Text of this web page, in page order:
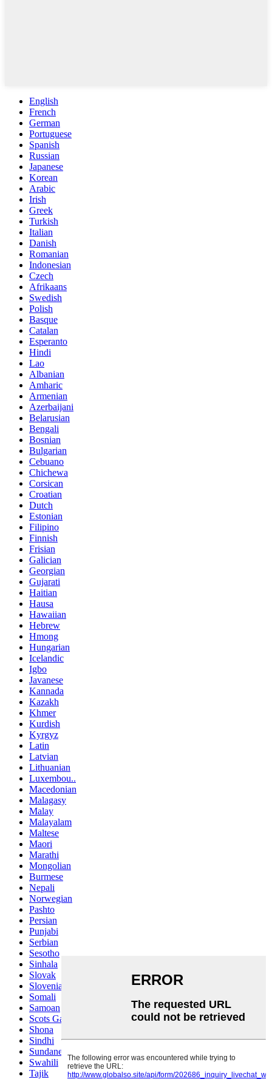
English
French
German
Portuguese
Spanish
Russian
Japanese
Korean
Arabic
Irish
Greek
Turkish
Italian
Danish
Romanian
Indonesian
Czech
Afrikaans
Swedish
Polish
Basque
Catalan
Esperanto
Hindi
Lao
Albanian
Amharic
Armenian
Azerbaijani
Belarusian
Bengali
Bosnian
Bulgarian
Cebuano
Chichewa
Corsican
Croatian
Dutch
Estonian
Filipino
Finnish
Frisian
Galician
Georgian
Gujarati
Haitian
Hausa
Hawaiian
Hebrew
Hmong
Hungarian
Icelandic
Igbo
Javanese
Kannada
Kazakh
Khmer
Kurdish
Kyrgyz
Latin
Latvian
Lithuanian
Luxembou..
Macedonian
Malagasy
Malay
Malayalam
Maltese
Maori
Marathi
Mongolian
Burmese
Nepali
Norwegian
Pashto
Persian
Punjabi
Serbian
Sesotho
Sinhala
Slovak
Slovenian
Somali
Samoan
Scots Gaelic
Shona
Sindhi
Sundanese
Swahili
Tajik